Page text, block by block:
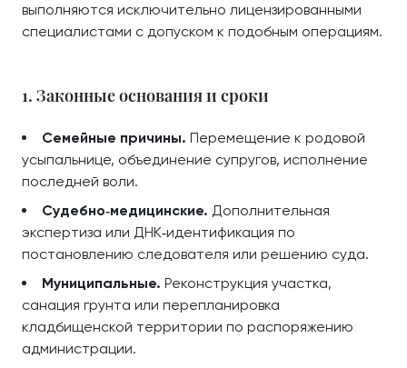
выполняются исключительно лицензированными
специалистами с допуском к подобным операциям.
1. Законные основания и сроки
Семейные причины. Перемещение к родовой
усыпальнице, объединение супругов, исполнение
последней воли.
Судебно‑медицинские. Дополнительная
экспертиза или ДНК‑идентификация по
постановлению следователя или решению суда.
Муниципальные. Реконструкция участка,
санация грунта или перепланировка
кладбищенской территории по распоряжению
администрации.